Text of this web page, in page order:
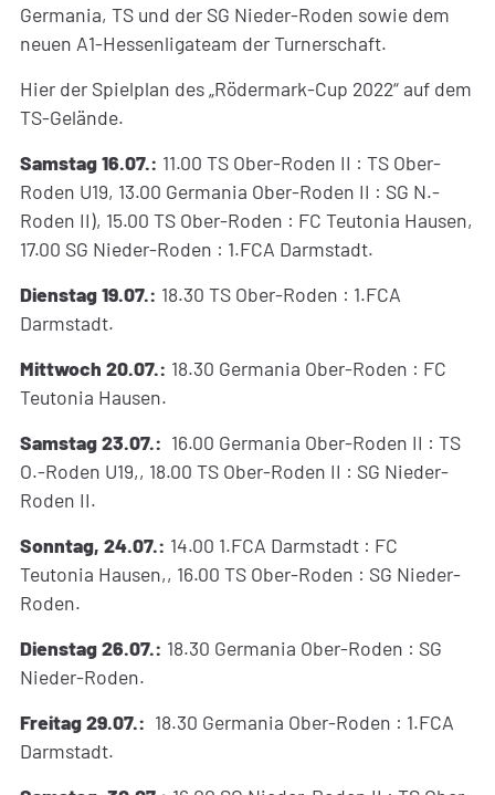
Germania, TS und der SG Nieder-Roden sowie dem
neuen A1-Hessenligateam der Turnerschaft.
Hier der Spielplan des „Rödermark-Cup 2022“ auf dem
TS-Gelände.
Samstag 16.07.: 11.00 TS Ober-Roden II : TS Ober-
Roden U19, 13.00 Germania Ober-Roden II : SG N.-
Roden II), 15.00 TS Ober-Roden : FC Teutonia Hausen,
17.00 SG Nieder-Roden : 1.FCA Darmstadt.
Dienstag 19.07.: 18.30 TS Ober-Roden : 1.FCA
Darmstadt.
Mittwoch 20.07.: 18.30 Germania Ober-Roden : FC
Teutonia Hausen.
Samstag 23.07.: 16.00 Germania Ober-Roden II : TS
O.-Roden U19,, 18.00 TS Ober-Roden II : SG Nieder-
Roden II.
Sonntag, 24.07.: 14.00 1.FCA Darmstadt : FC
Teutonia Hausen,, 16.00 TS Ober-Roden : SG Nieder-
Roden.
Dienstag 26.07.: 18.30 Germania Ober-Roden : SG
Nieder-Roden.
Freitag 29.07.: 18.30 Germania Ober-Roden : 1.FCA
Darmstadt.